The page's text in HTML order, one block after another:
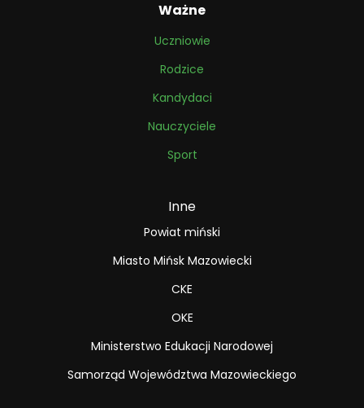
Ważne
Uczniowie
Rodzice
Kandydaci
Nauczyciele
Sport
Inne
Powiat miński
Miasto Mińsk Mazowiecki
CKE
OKE
Ministerstwo Edukacji Narodowej
Samorząd Województwa Mazowieckiego